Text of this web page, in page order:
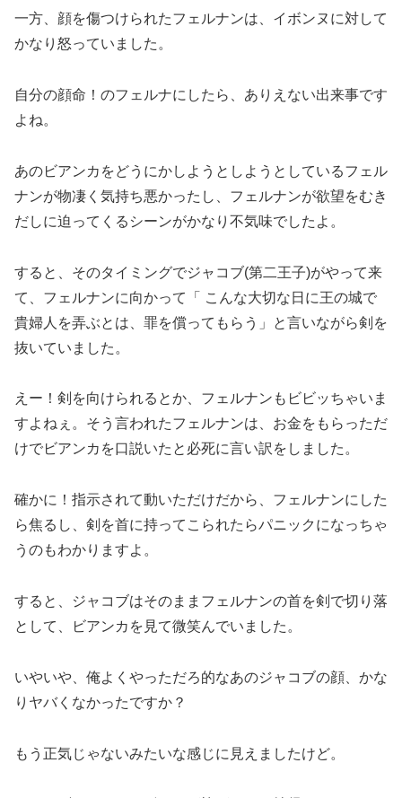
一方、顔を傷つけられたフェルナンは、イボンヌに対して
かなり怒っていました。
自分の顔命！のフェルナにしたら、ありえない出来事です
よね。
あのビアンカをどうにかしようとしようとしているフェル
ナンが物凄く気持ち悪かったし、フェルナンが欲望をむき
だしに迫ってくるシーンがかなり不気味でしたよ。
すると、そのタイミングでジャコブ(第二王子)がやって来
て、フェルナンに向かって「 こんな大切な日に王の城で
貴婦人を弄ぶとは、罪を償ってもらう」と言いながら剣を
抜いていました。
えー！剣を向けられるとか、フェルナンもビビッちゃいま
すよねぇ。そう言われたフェルナンは、お金をもらっただ
けでビアンカを口説いたと必死に言い訳をしました。
確かに！指示されて動いただけだから、フェルナンにした
ら焦るし、剣を首に持ってこられたらパニックになっちゃ
うのもわかりますよ。
すると、ジャコブはそのままフェルナンの首を剣で切り落
として、ビアンカを見て微笑んでいました。
いやいや、俺よくやっただろ的なあのジャコブの顔、かな
りヤバくなかったですか？
もう正気じゃないみたいな感じに見えましたけど。